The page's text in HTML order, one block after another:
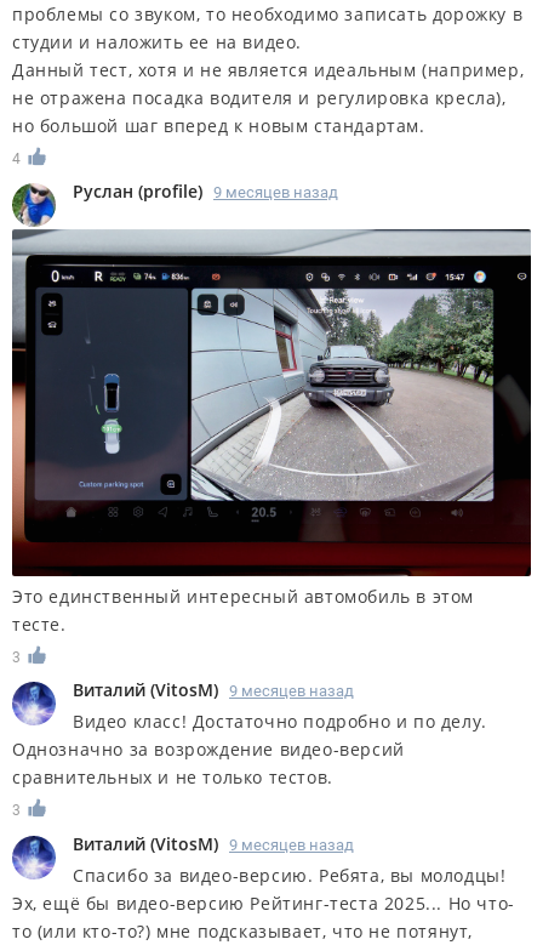
проблемы со звуком, то необходимо записать дорожку в
студии и наложить ее на видео.
Данный тест, хотя и не является идеальным (например,
не отражена посадка водителя и регулировка кресла),
но большой шаг вперед к новым стандартам.
4
Руслан (profile) 9 месяцев назад
Это единственный интересный автомобиль в этом
тесте.
3
Виталий (VitosM) 9 месяцев назад
Видео класс! Достаточно подробно и по делу.
Однозначно за возрождение видео-версий
сравнительных и не только тестов.
3
Виталий (VitosM) 9 месяцев назад
Спасибо за видео-версию. Ребята, вы молодцы!
Эх, ещё бы видео-версию Рейтинг-теста 2025... Но что-
то (или кто-то?) мне подсказывает, что не потянут,